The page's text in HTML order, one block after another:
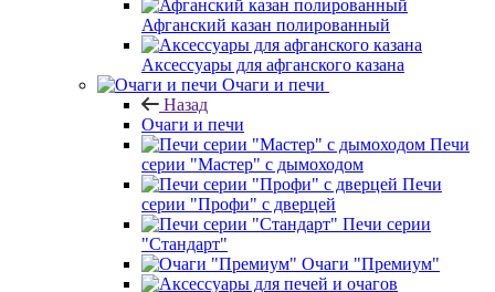
Афганский казан полированный
Аксессуары для афганского казана
Очаги и печи
Назад
Очаги и печи
Печи
серии "Мастер" с дымоходом
Печи
серии "Профи" с дверцей
Печи серии
"Стандарт"
Очаги "Премиум"